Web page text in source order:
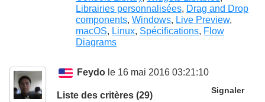
Librairies personnalisées, Drag and Drop
components, Windows, Live Preview,
macOS, Linux, Spécifications, Flow
Diagrams
Feydo le 16 mai 2016 03:21:10
Signaler
Liste des critères (29)